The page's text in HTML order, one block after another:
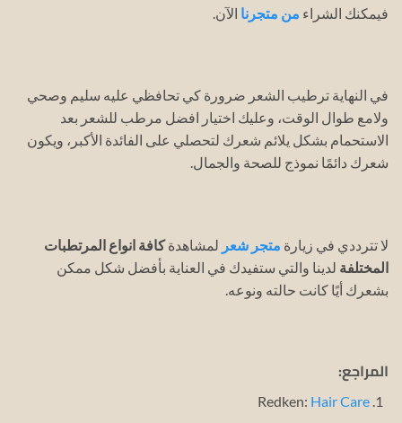
فيمكنك الشراء من متجرنا الآن.
في النهاية ترطيب الشعر ضرورة كي تحافظي عليه سليم وصحي
ولامع طوال الوقت، وعليك اختيار افضل مرطب للشعر بعد
الاستحمام بشكل يلائم شعرك لتحصلي على الفائدة الأكبر، ويكون
شعرك دائمًا نموذج للصحة والجمال.
لا تترددي في زيارة متجر شعر لمشاهدةكافة انواع المرتطبات
المختلفة لدينا والتي ستفيدك في العناية بأفضل شكل ممكن
بشعرك أيًا كانت حالته ونوعه.
المراجع:
Redken: Hair Care